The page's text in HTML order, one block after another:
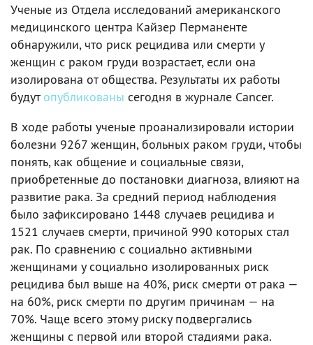
Ученые из Отдела исследований американского
медицинского центра Кайзер Перманенте
обнаружили, что риск рецидива или смерти у
женщин с раком груди возрастает, если она
изолирована от общества. Результаты их работы
будутопубликованы сегодня в журнале Cancer.
В ходе работы ученые проанализировали истории
болезни 9267 женщин, больных раком груди, чтобы
понять, как общение и социальные связи,
приобретенные до постановки диагноза, влияют на
развитие рака. За средний период наблюдения
было зафиксировано 1448 случаев рецидива и
1521 случаев смерти, причиной 990 которых стал
рак. По сравнению с социально активными
женщинами у социально изолированных риск
рецидива был выше на 40%, риск смерти от рака —
на 60%, риск смерти по другим причинам — на
70%. Чаще всего этому риску подвергались
женщины с первой или второй стадиями рака.